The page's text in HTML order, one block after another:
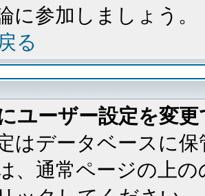
に参加しましょう。
る
ユーザー設定を変
はデータベースに
、通常ページの上